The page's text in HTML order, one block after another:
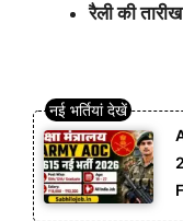
रैली की